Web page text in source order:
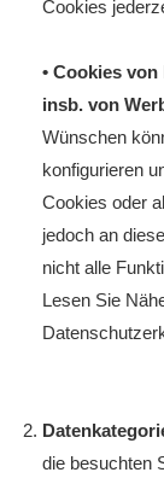
Cookies
• Cookies
insb. von
Wünschen
konfigurieren
Cookies oder
jedoch an
nicht alle
Lesen Sie
die besuchten